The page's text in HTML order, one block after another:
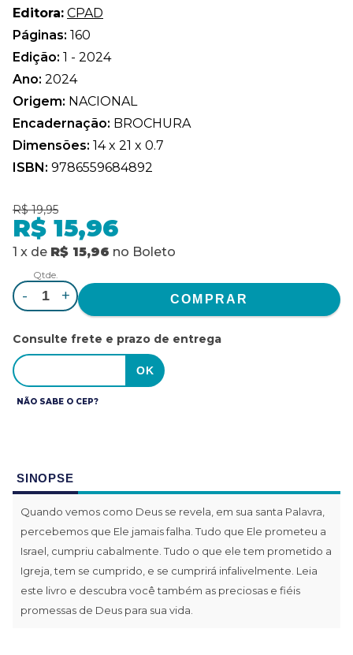
Editora: CPAD
Páginas: 160
Edição: 1 - 2024
Ano: 2024
Origem: NACIONAL
Encadernação: BROCHURA
Dimensões: 14 x 21 x 0.7
ISBN: 9786559684892
R$ 19,95
R$ 15,96
1 x de R$ 15,96 no Boleto
Qtde.
- +
Consulte frete e prazo de entrega
NÃO SABE O CEP?
SINOPSE
Quando vemos como Deus se revela, em sua santa Palavra,
percebemos que Ele jamais falha. Tudo que Ele prometeu a
Israel, cumpriu cabalmente. Tudo o que ele tem prometido a
Igreja, tem se cumprido, e se cumprirá infalivelmente. Leia
este livro e descubra você também as preciosas e fiéis
promessas de Deus para sua vida.